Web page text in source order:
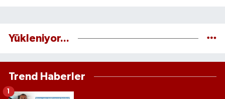
Yükleniyor...
Trend Haberler
1